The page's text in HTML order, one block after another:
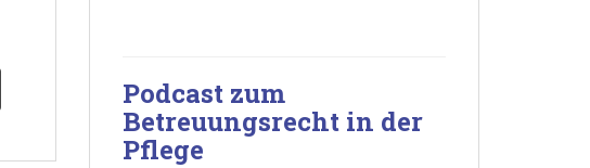
Podcast zum
Betreuungsrecht in der
Pflege